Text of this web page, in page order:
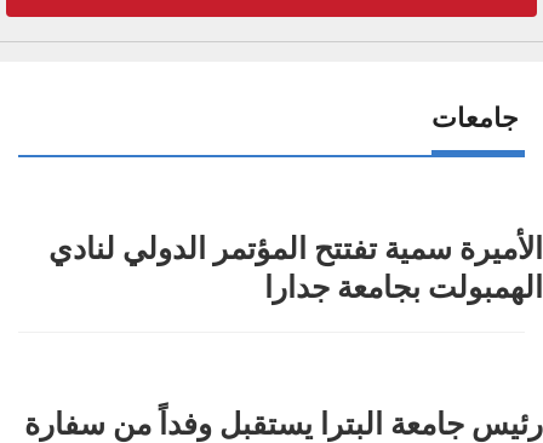
جامعات
الأميرة سمية تفتتح المؤتمر الدولي لنادي
الهمبولت بجامعة جدارا
رئيس جامعة البترا يستقبل وفداً من سفارة